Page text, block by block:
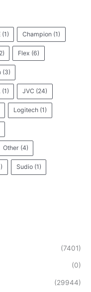
(1) Champion (1)
Flex (6)
(3)
(1) JVC (24)
Logitech (1)
Other (4)
Sudio (1)
(7401)
(0)
(29944)